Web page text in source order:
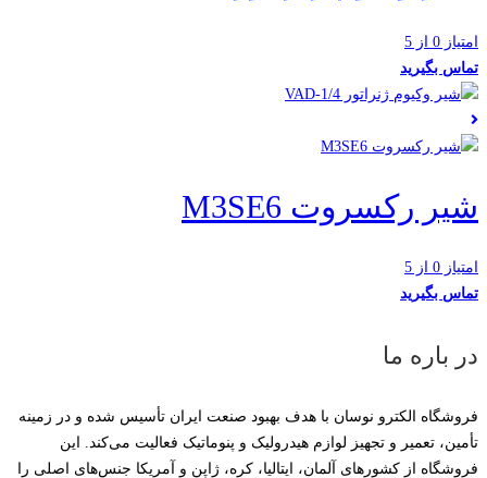
امتیاز 0 از 5
تماس بگیرید
شیر رکسروت M3SE6
امتیاز 0 از 5
تماس بگیرید
در باره ما
فروشگاه الکترو نوسان با هدف بهبود صنعت ایران تأسیس شده و در زمینه
تأمین، تعمیر و تجهیز لوازم هیدرولیک و پنوماتیک فعالیت می‌کند. این
فروشگاه از کشورهای آلمان، ایتالیا، کره، ژاپن و آمریکا جنس‌های اصلی را